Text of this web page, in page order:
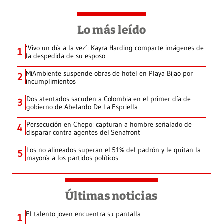
Lo más leído
1 ‘Vivo un día a la vez’: Kayra Harding comparte imágenes de
la despedida de su esposo
2 MiAmbiente suspende obras de hotel en Playa Bijao por
incumplimientos
3 Dos atentados sacuden a Colombia en el primer día de
gobierno de Abelardo De La Espriella
4 Persecución en Chepo: capturan a hombre señalado de
disparar contra agentes del Senafront
5 Los no alineados superan el 51% del padrón y le quitan la
mayoría a los partidos políticos
Últimas noticias
1 El talento joven encuentra su pantalla​